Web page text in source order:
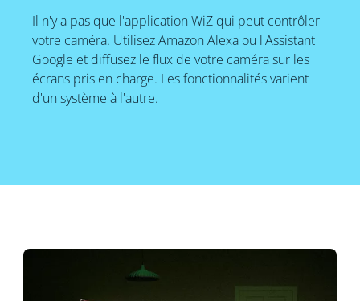
Il n'y a pas que l'application WiZ qui peut contrôler
votre caméra. Utilisez Amazon Alexa ou l'Assistant
Google et diffusez le flux de votre caméra sur les
écrans pris en charge. Les fonctionnalités varient
d'un système à l'autre.